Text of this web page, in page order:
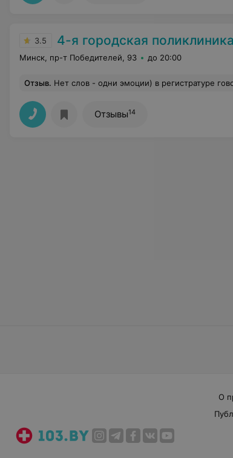
3.5 4-я городская поликлиника
Минск, пр-т Победителей, 93 до 20:00
Отзыв. Нет слов - одни эмоции) в регистратуре говорят «странно, почему это нельзя сделать вакцинацию», на кассе головой об стену бьются нельзя и всё, указ глав врача! Идете в свою поликлинику и просите чтобы под вас заказали. Супер, класс, спасибо. А потом «ой никто не рожает», а
Отзывы14
О